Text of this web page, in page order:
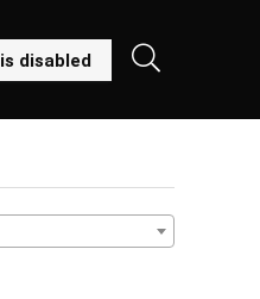
disabled